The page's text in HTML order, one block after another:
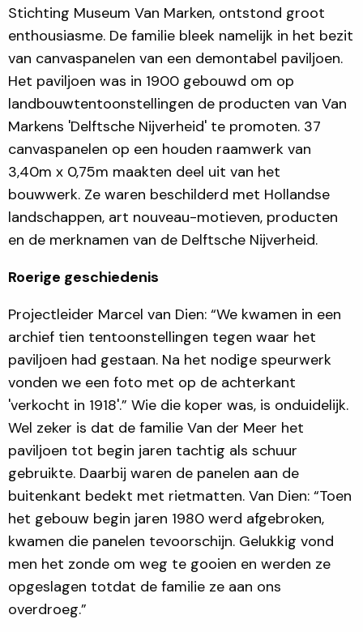
Stichting Museum Van Marken, ontstond groot
enthousiasme. De familie bleek namelijk in het bezit
van canvaspanelen van een demontabel paviljoen.
Het paviljoen was in 1900 gebouwd om op
landbouwtentoonstellingen de producten van Van
Markens 'Delftsche Nijverheid' te promoten. 37
canvaspanelen op een houden raamwerk van
3,40m x 0,75m maakten deel uit van het
bouwwerk. Ze waren beschilderd met Hollandse
landschappen, art nouveau-motieven, producten
en de merknamen van de Delftsche Nijverheid.
Roerige geschiedenis
Projectleider Marcel van Dien: “We kwamen in een
archief tien tentoonstellingen tegen waar het
paviljoen had gestaan. Na het nodige speurwerk
vonden we een foto met op de achterkant
'verkocht in 1918'.” Wie die koper was, is onduidelijk.
Wel zeker is dat de familie Van der Meer het
paviljoen tot begin jaren tachtig als schuur
gebruikte. Daarbij waren de panelen aan de
buitenkant bedekt met rietmatten. Van Dien: “Toen
het gebouw begin jaren 1980 werd afgebroken,
kwamen die panelen tevoorschijn. Gelukkig vond
men het zonde om weg te gooien en werden ze
opgeslagen totdat de familie ze aan ons
overdroeg.”